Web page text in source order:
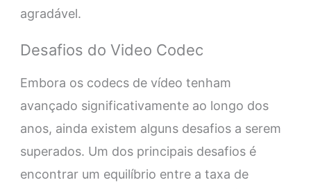
agradável.
Desafios do Video Codec
Embora os codecs de vídeo tenham
avançado significativamente ao longo dos
anos, ainda existem alguns desafios a serem
superados. Um dos principais desafios é
encontrar um equilíbrio entre a taxa de